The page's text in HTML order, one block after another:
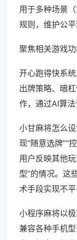
用于多种场景
规则，维护公平
聚焦相关游戏功
开心跑得快系
出牌策略、暗
作，通过AI算法
小甘麻将怎么
现“随意选牌”“
用户反映其他
型”的情况。这
术手段实现不平
小程序麻将以
兼容各种手机